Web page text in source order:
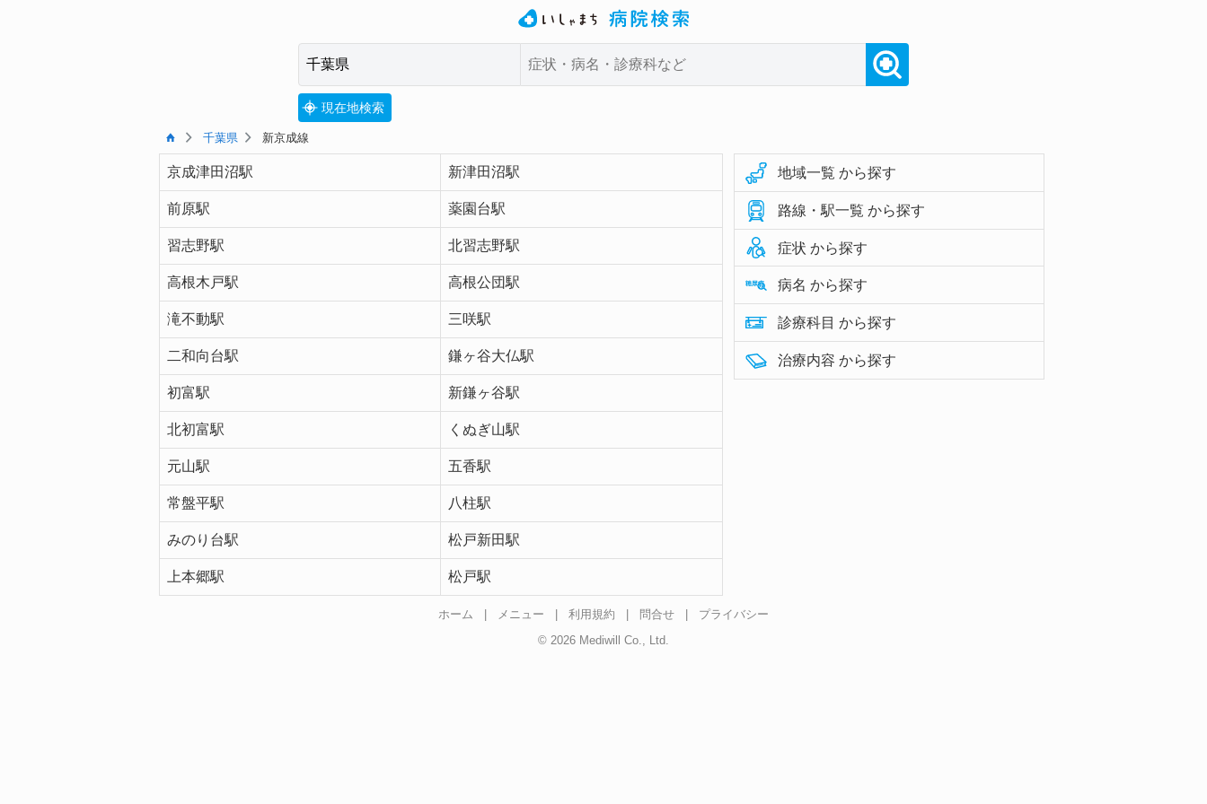
現在地検索
千葉県 新京成線
京成津田沼駅 新津田沼駅
前原駅 薬園台駅
習志野駅 北習志野駅
高根木戸駅 高根公団駅
滝不動駅 三咲駅
二和向台駅 鎌ヶ谷大仏駅
初富駅 新鎌ヶ谷駅
北初富駅 くぬぎ山駅
元山駅 五香駅
常盤平駅 八柱駅
みのり台駅 松戸新田駅
上本郷駅 松戸駅
地域一覧 から探す
路線・駅一覧 から探す
症状 から探す
病名 から探す
診療科目 から探す
治療内容 から探す
ホーム メニュー 利用規約 問合せ
プライバシー
© 2026 Mediwill Co., Ltd.